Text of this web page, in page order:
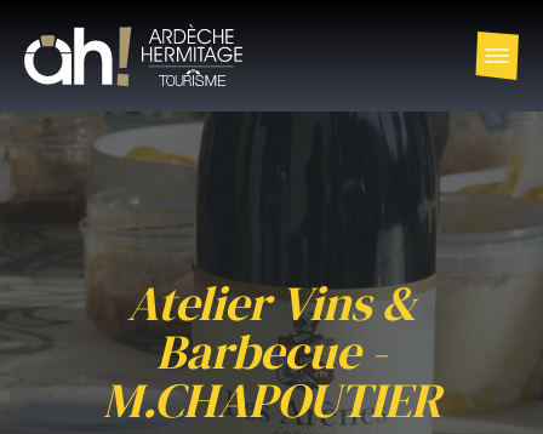
Atelier Vins &
Barbecue -
M.CHAPOUTIER